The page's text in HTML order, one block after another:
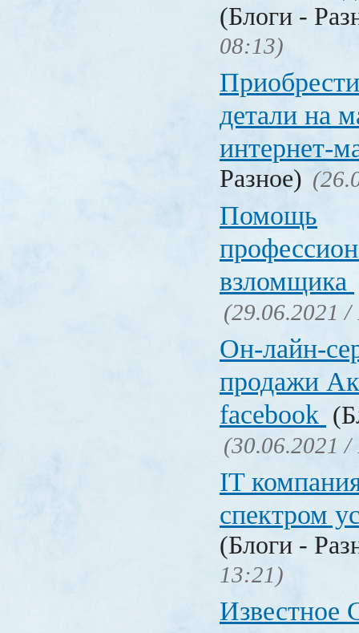
(Блоги -
08:13)
детали на
интернет-
Разное)
Помощь
взломщика
(29.06.2021 /
Он-лайн-
продажи
facebook
(30.06.2021 /
IT
спектром
(Блоги -
13:21)
Известное